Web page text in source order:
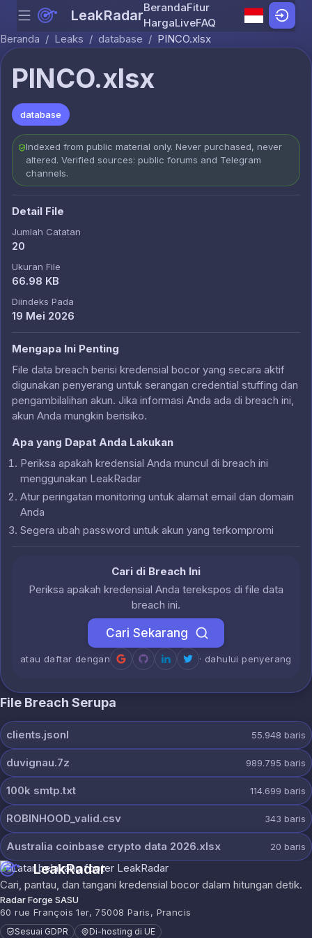
Skip to content
Menu LeakRadarBerandaFitur
HargaLiveFAQ
Beranda / Leaks / database / PINCO.xlsx
PINCO.xlsx
database
Indexed from public material only. Never purchased, never
altered. Verified sources: public forums and Telegram
channels.
Detail File
Jumlah Catatan
20
Ukuran File
66.98 KB
Diindeks Pada
19 Mei 2026
Mengapa Ini Penting
File data breach berisi kredensial bocor yang secara aktif
digunakan penyerang untuk serangan credential stuffing dan
pengambilalihan akun. Jika informasi Anda ada di breach ini,
akun Anda mungkin berisiko.
Apa yang Dapat Anda Lakukan
Periksa apakah kredensial Anda muncul di breach ini
menggunakan LeakRadar
Atur peringatan monitoring untuk alamat email dan domain
Anda
Segera ubah password untuk akun yang terkompromi
Cari di Breach Ini
Periksa apakah kredensial Anda terekspos di file data
breach ini.
Cari Sekarang
atau daftar dengan · dahului penyerang
File Breach Serupa
clients.jsonl 55.948 baris
duvignau.7z 989.795 baris
100k smtp.txt 114.699 baris
ROBINHOOD_valid.csv 343 baris
Australia coinbase crypto data 2026.xlsx 20 baris
LeakRadar
Cari, pantau, dan tangani kredensial bocor dalam hitungan detik.
Radar Forge SASU
60 rue François 1er, 75008 Paris, Prancis
Sesuai GDPR Di-hosting di UE